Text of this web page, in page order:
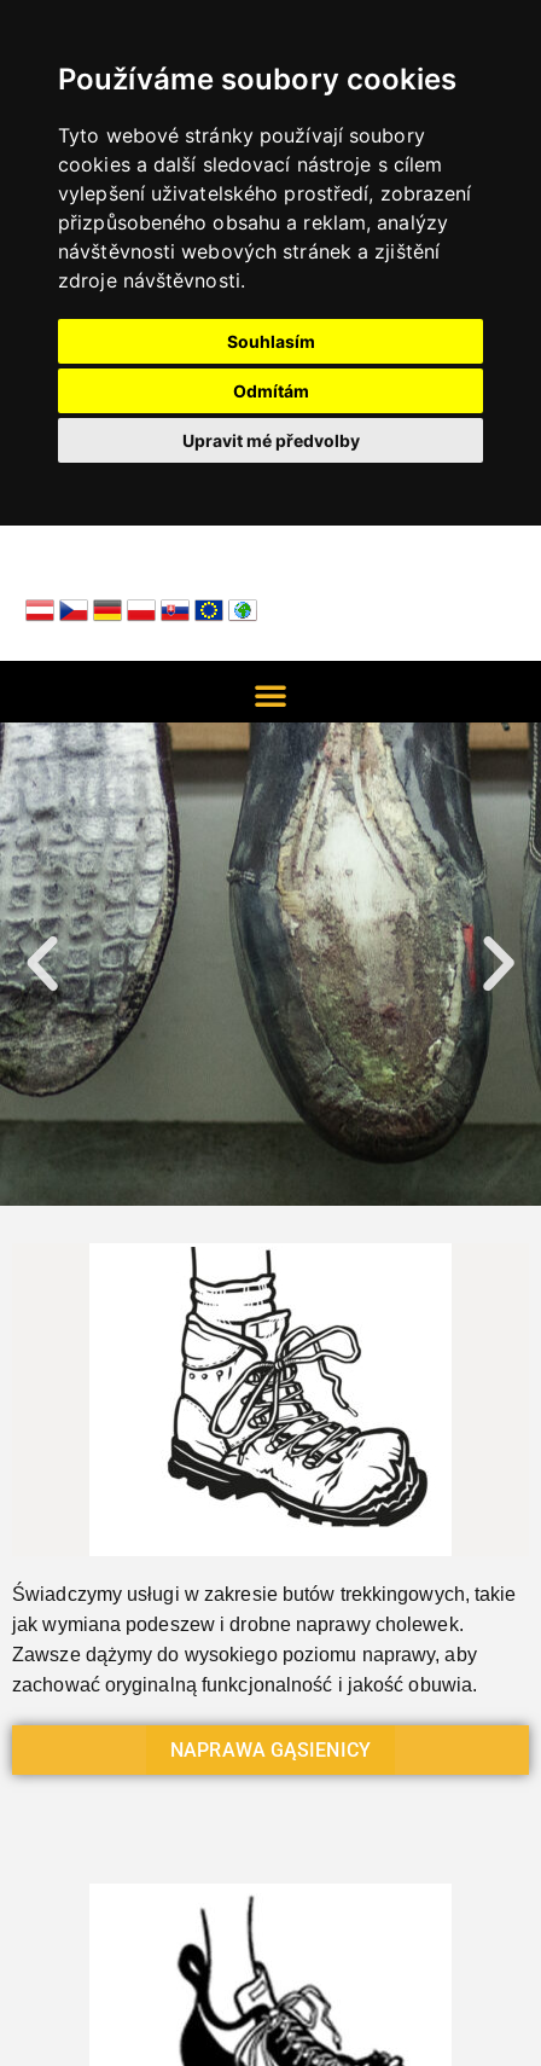
Používáme soubory cookies
Tyto webové stránky používají soubory
cookies a další sledovací nástroje s cílem
vylepšení uživatelského prostředí, zobrazení
přizpůsobeného obsahu a reklam, analýzy
návštěvnosti webových stránek a zjištění
zdroje návštěvnosti.
Souhlasím
Odmítám
Upravit mé předvolby
Naprawimy Twoje buty trekkingowe
Jeszcze...
Świadczymy usługi w zakresie butów trekkingowych, takie
jak wymiana podeszew i drobne naprawy cholewek.
Zawsze dążymy do wysokiego poziomu naprawy, aby
zachować oryginalną funkcjonalność i jakość obuwia.
NAPRAWA GĄSIENICY